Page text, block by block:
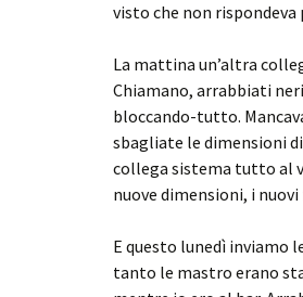
visto che non rispondeva
La mattina un’altra
Chiamano, arrabbiati
bloccando-tutto.
sbagliate le dimensioni di
collega sistema tutto al
nuove dimensioni, i
E questo lunedì inviamo
tanto le mastro erano